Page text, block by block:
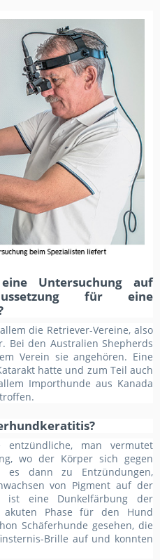
Untersuchung auf
für eine
die Retriever-Vereine, also
Bei den Australien Shepherds
Verein sie angehören. Eine
hatte und zum Teil auch
Importhunde aus Kanada
man vermutet
wo der Körper sich gegen
es dann zu Entzündungen,
von Pigment auf der
ist eine Dunkelfärbung der
Phase für den Hund
Schäferhunde gesehen, die
Brille auf und konnten